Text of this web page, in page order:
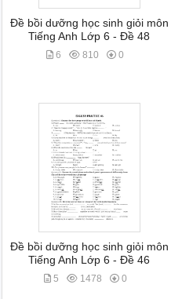
Đề bồi dưỡng học sinh giỏi môn
Tiếng Anh Lớp 6 - Đề 48
6 810 0
Đề bồi dưỡng học sinh giỏi môn
Tiếng Anh Lớp 6 - Đề 46
5 1478 0